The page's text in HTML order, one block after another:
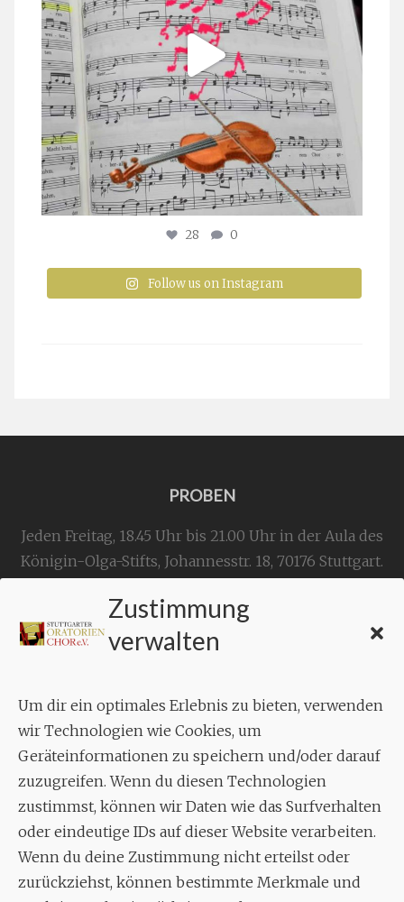
Zustimmung
verwalten
Um dir ein optimales Erlebnis zu bieten, verwenden
wir Technologien wie Cookies, um
Geräteinformationen zu speichern und/oder darauf
zuzugreifen. Wenn du diesen Technologien
zustimmst, können wir Daten wie das Surfverhalten
oder eindeutige IDs auf dieser Website verarbeiten.
Wenn du deine Zustimmung nicht erteilst oder
zurückziehst, können bestimmte Merkmale und
28 0
Follow us on Instagram
PROBEN
Jeden Freitag, 18.45 Uhr bis 21.00 Uhr in der Aula des
Königin-Olga-Stifts, Johannesstr. 18, 70176 Stuttgart.
KONTAKT
Geschäftsstelle:
Aixheimer Str. 18
70619 Stuttgart
MUSIK
Musikalischer Leiter:
Enrico Trummer
Tel.+49 (0)177 / 34 23 57 1